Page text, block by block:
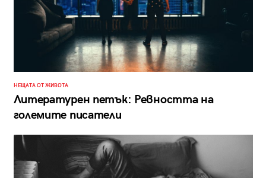
НЕЩАТА ОТ ЖИВОТА
Литературен петък: Ревността на
големите писатели